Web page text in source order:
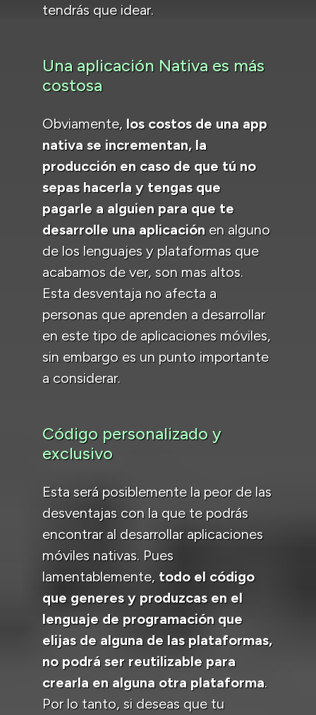
tendrás que idear.
Una aplicación Nativa es más
costosa
Obviamente, los costos de una app
nativa se incrementan, la
producción en caso de que tú no
sepas hacerla y tengas que
pagarle a alguien para que te
desarrolle una aplicación en alguno
de los lenguajes y plataformas que
acabamos de ver, son mas altos.
Esta desventaja no afecta a
personas que aprenden a desarrollar
en este tipo de aplicaciones móviles,
sin embargo es un punto importante
a considerar.
Código personalizado y
exclusivo
Esta será posiblemente la peor de las
desventajas con la que te podrás
encontrar al desarrollar aplicaciones
móviles nativas. Pues
lamentablemente, todo el código
que generes y produzcas en el
lenguaje de programación que
elijas de alguna de las plataformas,
no podrá ser reutilizable para
crearla en alguna otra plataforma.
Por lo tanto, si deseas que tu